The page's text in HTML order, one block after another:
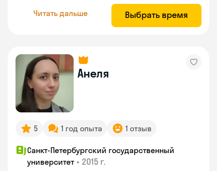
Читать дальше Выбрать время
Анеля
5 1 год опыта 1 отзыв
Санкт-Петербургский государственный
университет • 2015 г.